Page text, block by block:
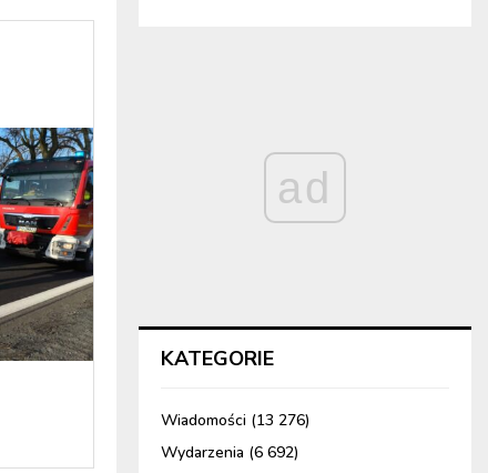
ad
KATEGORIE
Wiadomości (13 276)
Wydarzenia (6 692)